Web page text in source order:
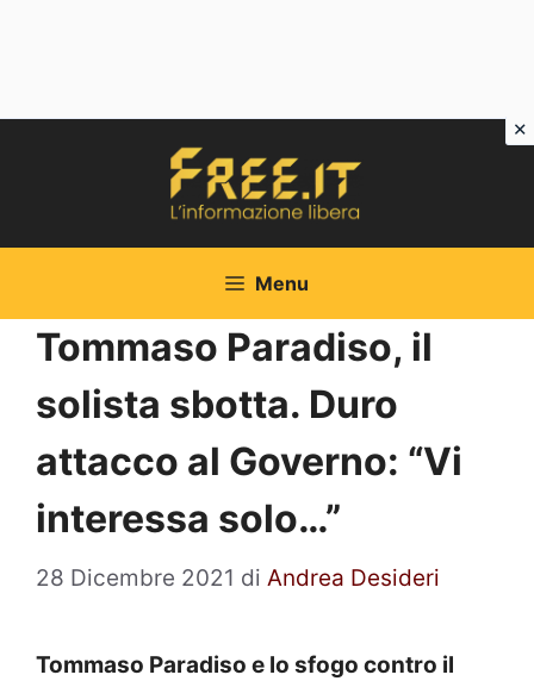
Menu
Tommaso Paradiso, il
solista sbotta. Duro
attacco al Governo: “Vi
interessa solo…”
28 Dicembre 2021 di Andrea Desideri
Tommaso Paradiso e lo sfogo contro il